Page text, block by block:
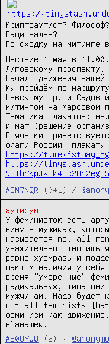
Криптоаутист?
Рационален?
Го сходку на митинге
Шествие 1 мая в
Лиговскому проспекту.
Начало движения
Мы пройдём по
Невскому пр. и
митингом на Марсовом
Тематика плакатов:
и мат (решение
Всячески
флаги России,
https://t.me/fstmay_tg
https://
#5M7NQR
(0+1) /
аутирую
У феминисток есть
вину в мужиках,
называется not all
уважительно
равно хуемразь и
фактом наличия у
время "умеренные"
радикальных, типа они
мужчинам. Надо будет
not all feminists [hate
феминизм как
ебанашек.
#50OYQQ
(2) /